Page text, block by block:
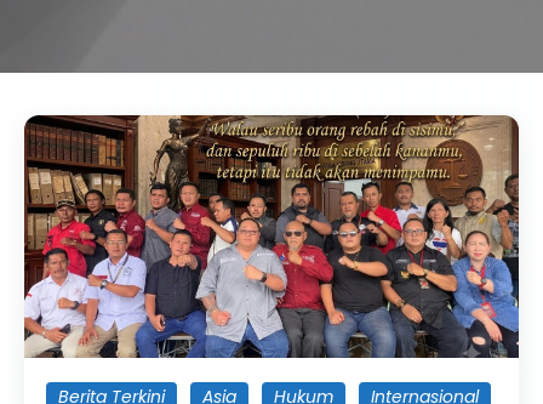
Berita Terkini Asia Hukum
Internasional